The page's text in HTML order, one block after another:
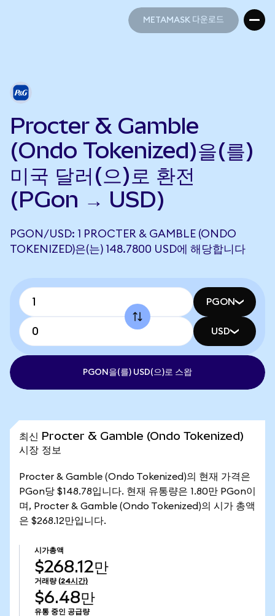
METAMASK 다운로드
Procter & Gamble
(Ondo Tokenized)을(를)
미국 달러(으)로 환전
(PGon → USD)
PGON/USD: 1 PROCTER & GAMBLE (ONDO
TOKENIZED)은(는) 148.7800 USD에 해당합니다
PGON
USD
PGON을(를) USD(으)로 스왑
최신 Procter & Gamble (Ondo Tokenized)
시장 정보
Procter & Gamble (Ondo Tokenized)의 현재 가격은
PGon당 $148.78입니다. 현재 유통량은 1.80만 PGon이
며, Procter & Gamble (Ondo Tokenized)의 시가 총액
은 $268.12만입니다.
시가총액
$268.12만
거래량 (24시간)
$6.48만
유통 중인 공급량